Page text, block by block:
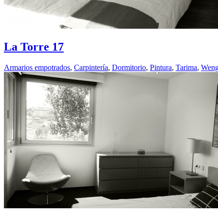
La Torre 17
Armarios empotrados, Carpinterí­a, Dormitorio, Pintura, Tarima,